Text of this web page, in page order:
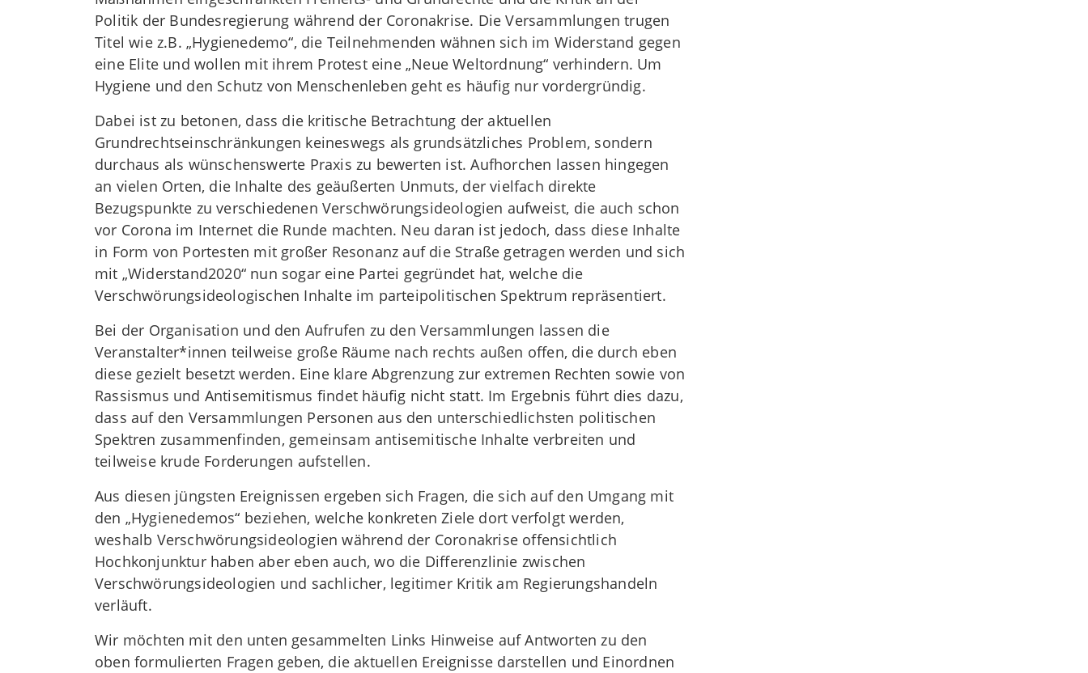
Politik der Bundesregierung während der Coronakrise. Die Versammlungen trugen
Titel wie z.B. „Hygienedemo“, die Teilnehmenden wähnen sich im Widerstand gegen
eine Elite und wollen mit ihrem Protest eine „Neue Weltordnung“ verhindern. Um
Hygiene und den Schutz von Menschenleben geht es häufig nur vordergründig.
Dabei ist zu betonen, dass die kritische Betrachtung der aktuellen
Grundrechtseinschränkungen keineswegs als grundsätzliches Problem, sondern
durchaus als wünschenswerte Praxis zu bewerten ist. Aufhorchen lassen hingegen
an vielen Orten, die Inhalte des geäußerten Unmuts, der vielfach direkte
Bezugspunkte zu verschiedenen Verschwörungsideologien aufweist, die auch schon
vor Corona im Internet die Runde machten. Neu daran ist jedoch, dass diese Inhalte
in Form von Portesten mit großer Resonanz auf die Straße getragen werden und sich
mit „Widerstand2020“ nun sogar eine Partei gegründet hat, welche die
Verschwörungsideologischen Inhalte im parteipolitischen Spektrum repräsentiert.
Bei der Organisation und den Aufrufen zu den Versammlungen lassen die
Veranstalter*innen teilweise große Räume nach rechts außen offen, die durch eben
diese gezielt besetzt werden. Eine klare Abgrenzung zur extremen Rechten sowie von
Rassismus und Antisemitismus findet häufig nicht statt. Im Ergebnis führt dies dazu,
dass auf den Versammlungen Personen aus den unterschiedlichsten politischen
Spektren zusammenfinden, gemeinsam antisemitische Inhalte verbreiten und
teilweise krude Forderungen aufstellen.
Aus diesen jüngsten Ereignissen ergeben sich Fragen, die sich auf den Umgang mit
den „Hygienedemos“ beziehen, welche konkreten Ziele dort verfolgt werden,
weshalb Verschwörungsideologien während der Coronakrise offensichtlich
Hochkonjunktur haben aber eben auch, wo die Differenzlinie zwischen
Verschwörungsideologien und sachlicher, legitimer Kritik am Regierungshandeln
verläuft.
Wir möchten mit den unten gesammelten Links Hinweise auf Antworten zu den
oben formulierten Fragen geben, die aktuellen Ereignisse darstellen und Einordnen